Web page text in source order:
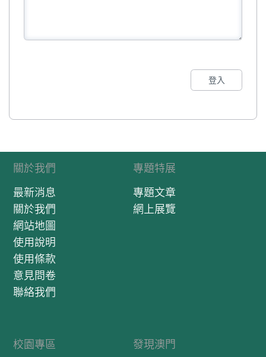
登入
關於我們
最新消息
關於我們
網站地圖
使用說明
使用條款
意見問卷
聯絡我們
專題特展
專題文章
網上展覽
校園專區
發現澳門